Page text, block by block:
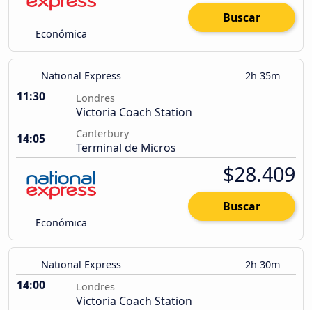
Económica
Buscar
National Express 2h 35m
11:30 Londres
Victoria Coach Station
14:05
Canterbury
Terminal de Micros
Económica
$28.409
Buscar
National Express 2h 30m
14:00 Londres
Victoria Coach Station